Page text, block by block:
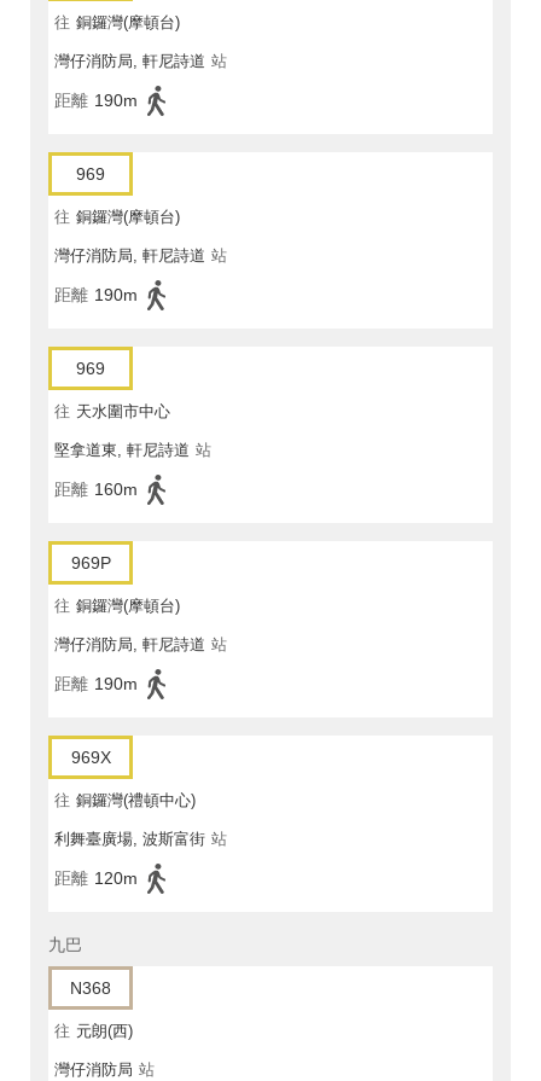
往 銅鑼灣(摩頓台)
灣仔消防局, 軒尼詩道 站
距離 190m
969
往 銅鑼灣(摩頓台)
灣仔消防局, 軒尼詩道 站
距離 190m
969
往 天水圍市中心
堅拿道東, 軒尼詩道 站
距離 160m
969P
往 銅鑼灣(摩頓台)
灣仔消防局, 軒尼詩道 站
距離 190m
969X
往 銅鑼灣(禮頓中心)
利舞臺廣場, 波斯富街 站
距離 120m
九巴
N368
往 元朗(西)
灣仔消防局 站